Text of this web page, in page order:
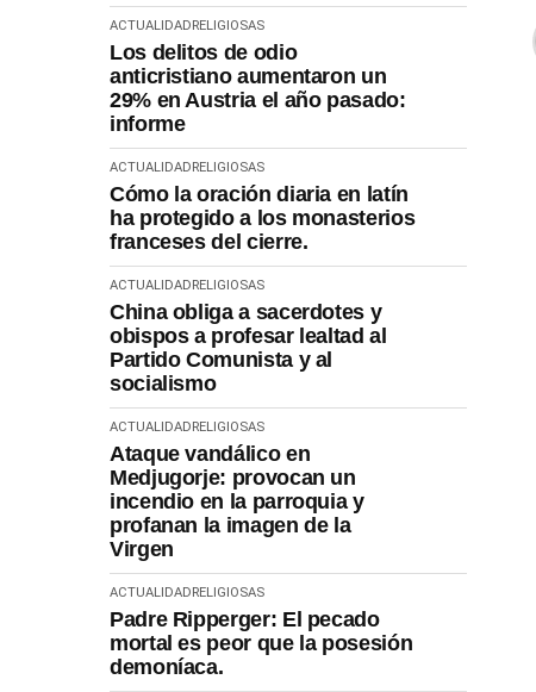
ACTUALIDADRELIGIOSAS
Los delitos de odio
anticristiano aumentaron un
29% en Austria el año pasado:
informe
ACTUALIDADRELIGIOSAS
Cómo la oración diaria en latín
ha protegido a los monasterios
franceses del cierre.
ACTUALIDADRELIGIOSAS
China obliga a sacerdotes y
obispos a profesar lealtad al
Partido Comunista y al
socialismo
ACTUALIDADRELIGIOSAS
Ataque vandálico en
Medjugorje: provocan un
incendio en la parroquia y
profanan la imagen de la
Virgen
ACTUALIDADRELIGIOSAS
Padre Ripperger: El pecado
mortal es peor que la posesión
demoníaca.